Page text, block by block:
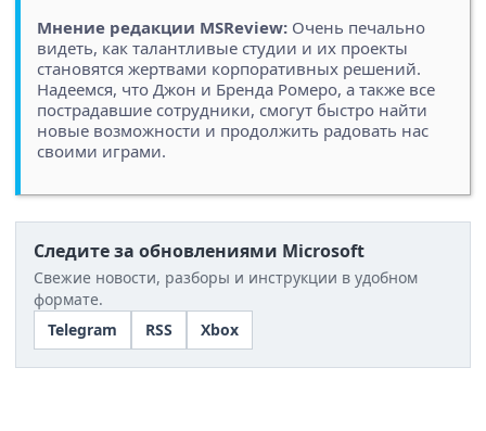
Мнение редакции MSReview: Очень печально
видеть, как талантливые студии и их проекты
становятся жертвами корпоративных решений.
Надеемся, что Джон и Бренда Ромеро, а также все
пострадавшие сотрудники, смогут быстро найти
новые возможности и продолжить радовать нас
своими играми.
Следите за обновлениями Microsoft
Свежие новости, разборы и инструкции в удобном
формате.
Telegram
RSS Xbox